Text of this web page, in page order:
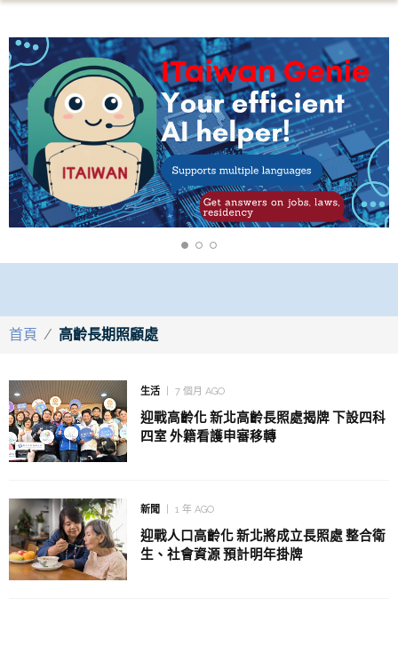
首頁 / 高齡長期照顧處
生活 7 個月 AGO
迎戰高齡化 新北高齡長照處揭牌 下設四科
四室 外籍看護申審移轉
新聞 1 年 AGO
迎戰人口高齡化 新北將成立長照處 整合衛
生、社會資源 預計明年掛牌